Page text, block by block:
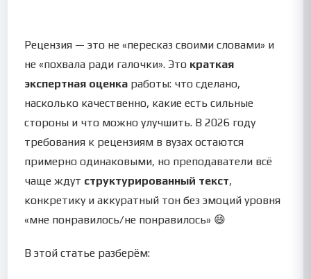
Рецензия — это не «пересказ своими словами» и
не «похвала ради галочки». Это краткая
экспертная оценка работы: что сделано,
насколько качественно, какие есть сильные
стороны и что можно улучшить. В 2026 году
требования к рецензиям в вузах остаются
примерно одинаковыми, но преподаватели всё
чаще ждут структурированный текст,
конкретику и аккуратный тон без эмоций уровня
«мне понравилось/не понравилось» 😄
В этой статье разберём: